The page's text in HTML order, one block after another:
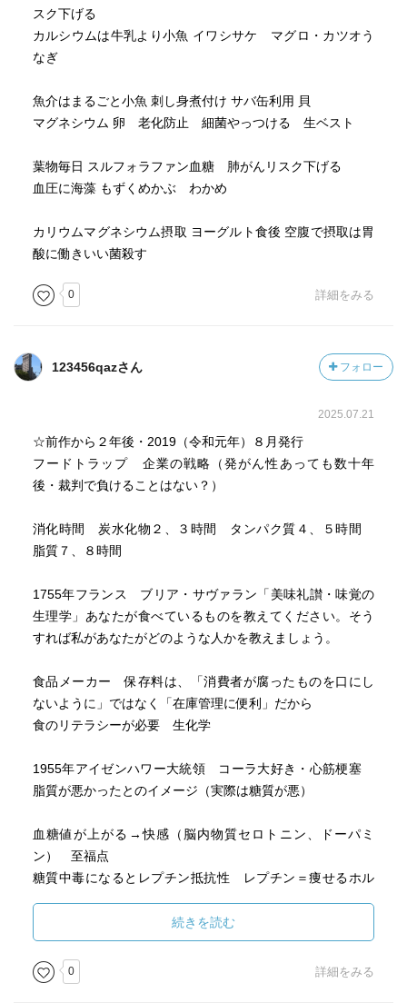
腹部と胸部のCT検査、胃と大腸の内視鏡検査（大腸CTでも
OK）、脳のMRI検査で早期発見。
（肺のレントゲン、便潜血、バリウム、腹部超音波検査は
前立腺がんを発見する「PSA（腫瘍マーカー）検査」は信
イチョウ葉エキスのサプリは効果あるが、コンドロイチン
サプリ。
OK
性大。
スク下げる
カルシウムは牛乳より小魚 イワシサケ マグロ・カツオう
なぎ
魚介はまるごと小魚 刺し身煮付け サバ缶利用 貝
マグネシウム 卵 老化防止 細菌やっつける 生ベスト
葉物毎日 スルフォラファン血糖 肺がんリスク下げる
血圧に海藻 もずくめかぶ わかめ
カリウムマグネシウム摂取 ヨーグルト食後 空腹で摂取は胃
酸に働きいい菌殺す
0 詳細をみる
123456qazさん フォロー
2025.07.21
☆前作から２年後・2019（令和元年）８月発行
フードトラップ 企業の戦略（発がん性あっても数十年
後・裁判で負けることはない？）
消化時間 炭水化物２、３時間 タンパク質４、５時間
脂質７、８時間
1755年フランス ブリア・サヴァラン「美味礼讃・味覚の
生理学」あなたが食べているものを教えてください。そう
すれば私があなたがどのような人かを教えましょう。
食品メーカー 保存料は、「消費者が腐ったものを口にし
ないように」ではなく「在庫管理に便利」だから
食のリテラシーが必要 生化学
1955年アイゼンハワー大統領 コーラ大好き・心筋梗塞
脂質が悪かったとのイメージ（実際は糖質が悪）
血糖値が上がる→快感（脳内物質セロトニン、ドーパミ
ン） 至福点
糖質中毒になるとレプチン抵抗性 レプチン＝痩せるホル
糖質を摂取して血中に増えすぎたブドウ糖→インスリンの
働きで中性脂肪へ（体に溜まる）
続きを読む
0 詳細をみる